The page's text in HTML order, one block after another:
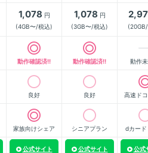
1,078 円
(4GB〜/税込)
1,078 円
(3GB〜/税込)
動作確認済!! 動作確認済!! 動作
良好 良好 高速ド
家族向けシェア シニアプラン dカード
公式サイト 公式サイト 公式